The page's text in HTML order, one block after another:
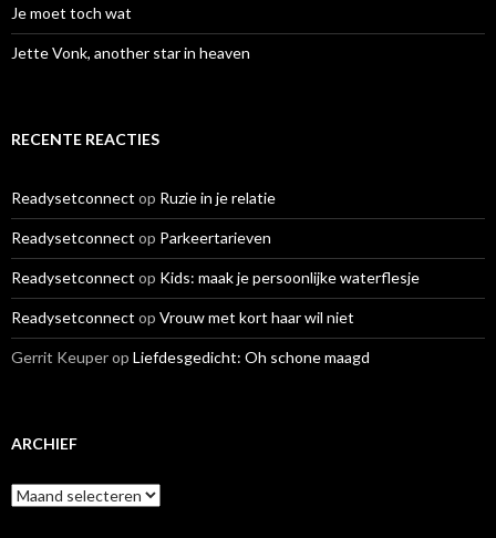
Je moet toch wat
Jette Vonk, another star in heaven
RECENTE REACTIES
Readysetconnect op Ruzie in je relatie
Readysetconnect op Parkeertarieven
Readysetconnect op Kids: maak je persoonlijke waterflesje
Readysetconnect op Vrouw met kort haar wil niet
Gerrit Keuperop Liefdesgedicht: Oh schone maagd
ARCHIEF
A
r